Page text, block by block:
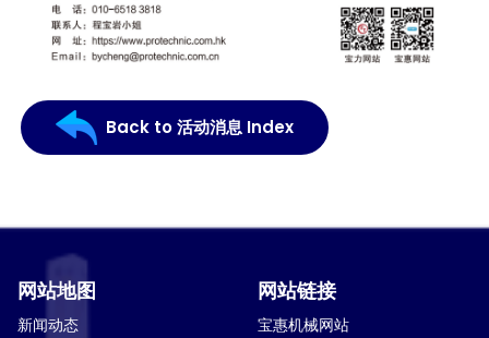
Back to 活动消息 Index
网站地图
新闻动态
网站链接
宝惠机械网站